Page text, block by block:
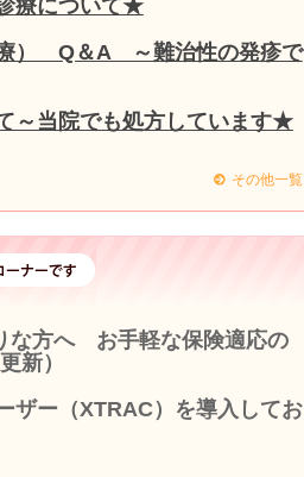
療について★
） Q＆A ～難治性の発疹で
～当院でも処方しています★
その他一覧
な方へ お手軽な保険適応の
新）
ー（XTRAC）を導入してお